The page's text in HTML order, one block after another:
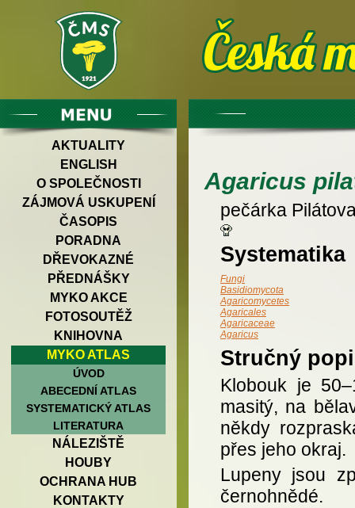
AKTUALITY
ENGLISH
O SPOLEČNOSTI
ZÁJMOVÁ USKUPENÍ
ČASOPIS
PORADNA
DŘEVOKAZNÉ
PŘEDNÁŠKY
MYKO AKCE
FOTOSOUTĚŽ
KNIHOVNA
MYKO ATLAS
ÚVOD
ABECEDNÍ ATLAS
SYSTEMATICKÝ ATLAS
LITERATURA
NÁLEZIŠTĚ
HOUBY
OCHRANA HUB
KONTAKTY
Agaricus
pečárka
Systematika
Fungi
Basidiomycota
Agaricomycetes
Agaricales
Agaricaceae
Agaricus
Stručný
Klobouk je
masitý, na
někdy
přes jeho okraj.
Lupeny jsou
černohnědé.